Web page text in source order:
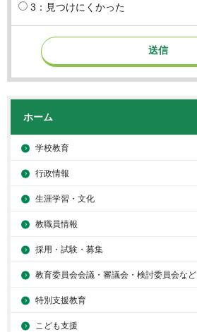
3：見つけにくかった
ホーム
学校教育
行政情報
生涯学習・文化
教職員情報
採用・試験・募集
教育委員会会議・審議会・検討委員会など
特別支援教育
こども支援